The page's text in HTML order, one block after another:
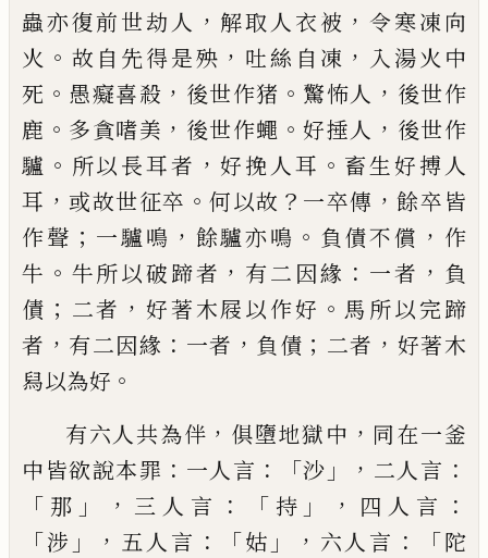
蟲亦復前世劫人 ， 解取人衣被 ，令寒凍向
火 。 故自先得是殃 ， 吐絲自凍 ， 入湯火中
死 。 愚癡喜殺 ， 後世作猪 。 驚怖人 ， 後世作
鹿 。 多貪嗜美 ， 後世作蠅 。好捶人 ， 後世作
驢 。 所以長耳者 ，好挽人耳 。 畜生好搏人
耳 ， 或故世征卒 。何以故 ？ 一卒傳 ，餘卒皆
作聲 ； 一驢鳴 ， 餘驢亦鳴 。 負債不償 ， 作
牛 。 牛所以破蹄者 ， 有二因緣 ： 一者 ， 負
債 ； 二者 ， 好著木屐以作好 。 馬所以完蹄
者 ， 有二因緣 ： 一者 ， 負債 ； 二者 ， 好著木
舄以為好 。
有六人共為伴 ， 俱墮地獄中 ， 同在一釜
中皆欲說本罪 ： 一人言 ：「沙 」， 二人言 ：
「 那 」， 三人言 ：「 持 」， 四 人言 ：
「涉 」， 五人言 ：「姑 」， 六人言 ：「陀